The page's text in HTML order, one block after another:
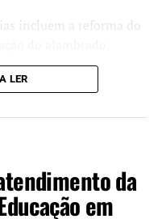
e
para
incluem a reforma do
de mesas e bancos,
e a
metros quadrados.
Airton Souza
escolar faz parte
de ensino.
LER
da
em